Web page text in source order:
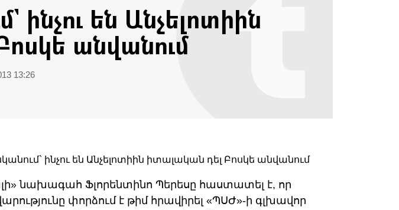
ինչու են Անչելոտիին
անվանում
13:26
նախագահ Ֆլորենտինո Պերեսը հաստատել է, որ
փորձում է թիմ հրավիրել «ՊՍԺ»-ի գլխավոր